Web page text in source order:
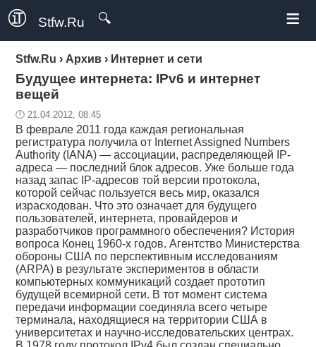
Stfw.Ru 🔍 ≡
Stfw.Ru › Архив › Интернет и сети
Будущее интернета: IPv6 и интернет
вещей
🕛 21.04.2012, 08:45
В феврале 2011 года каждая региональная
регистратура получила от Internet Assigned Numbers
Authority (IANA) — ассоциации, распределяющей IP-
адреса — последний блок адресов. Уже больше года
назад запас IP-адресов той версии протокола,
которой сейчас пользуется весь мир, оказался
израсходован. Что это означает для будущего
пользователей, интернета, провайдеров и
разработчиков программного обеспечения? История
вопроса Конец 1960-х годов. Агентство Министерства
обороны США по перспективным исследованиям
(ARPA) в результате экспериментов в области
компьютерных коммуникаций создает прототип
будущей всемирной сети. В тот момент система
передачи информации соединяла всего четыре
терминала, находящиеся на территории США в
университетах и научно-исследовательских центрах.